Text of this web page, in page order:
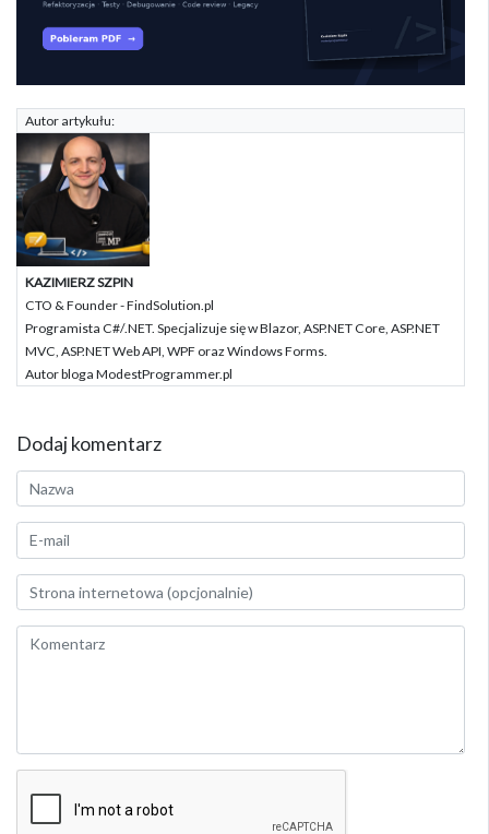
Autor artykułu:
KAZIMIERZ SZPIN
CTO & Founder - FindSolution.pl
Programista C#/.NET. Specjalizuje się w Blazor, ASP.NET Core, ASP.NET
MVC, ASP.NET Web API, WPF oraz Windows Forms.
Autor bloga ModestProgrammer.pl
Dodaj komentarz